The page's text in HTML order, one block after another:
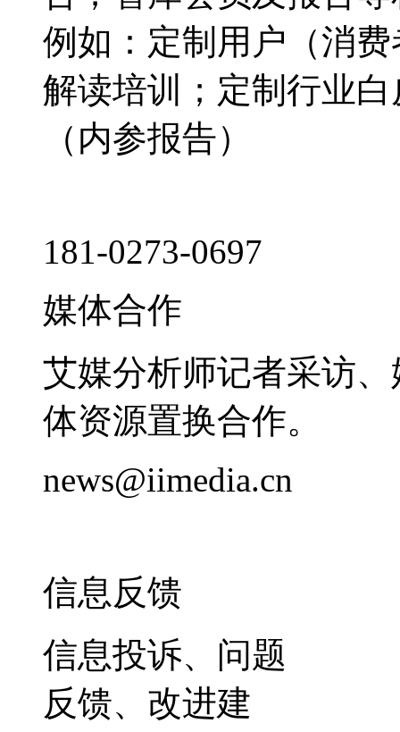
例如：定制用户（消
解读培训；定制行业
（内参报告）
181-0273-0697
媒体合作
艾媒分析师记者采访
体资源置换合作。
news@iimedia.cn
信息反馈
信息投诉、问题
反馈、改进建